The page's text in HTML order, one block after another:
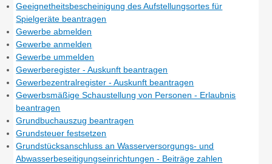
Geeignetheitsbescheinigung des Aufstellungsortes für
Spielgeräte beantragen
Gewerbe abmelden
Gewerbe anmelden
Gewerbe ummelden
Gewerberegister - Auskunft beantragen
Gewerbezentralregister - Auskunft beantragen
Gewerbsmäßige Schaustellung von Personen - Erlaubnis
beantragen
Grundbuchauszug beantragen
Grundsteuer festsetzen
Grundstücksanschluss an Wasserversorgungs- und
Abwasserbeseitigungseinrichtungen - Beiträge zahlen